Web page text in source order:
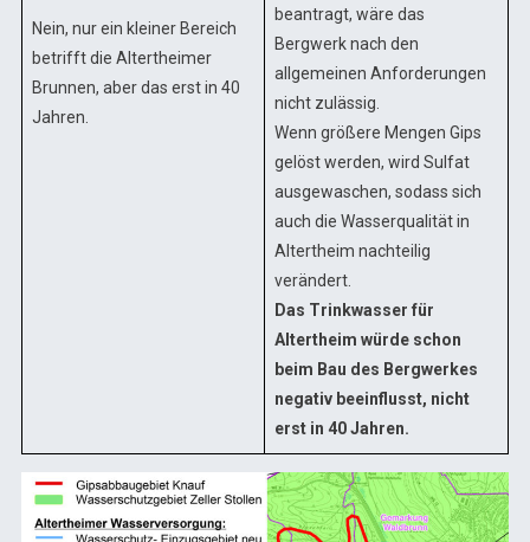
Nein, nur ein kleiner Bereich
betrifft die Altertheimer
Brunnen, aber das erst in 40
Jahren.
beantragt, wäre das
Bergwerk nach den
allgemeinen Anforderungen
nicht zulässig.
Wenn größere Mengen Gips
gelöst werden, wird Sulfat
ausgewaschen, sodass sich
auch die Wasserqualität in
Altertheim nachteilig
verändert.
Das Trinkwasser für
Altertheim würde schon
beim Bau des Bergwerkes
negativ beeinflusst, nicht
erst in 40 Jahren.